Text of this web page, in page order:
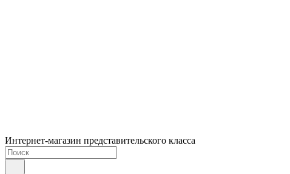
Интернет-магазин представительского класса